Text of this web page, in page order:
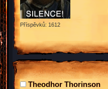
Příspěvků: 1612
Theodhor Thorinson